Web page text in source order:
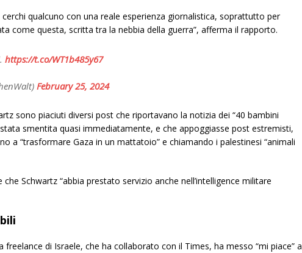
cerchi qualcuno con una reale esperienza giornalistica, soprattutto per
come questa, scritta tra la nebbia della guerra”, afferma il rapporto.
https://t.co/WT1b485y67
February 25, 2024
sono piaciuti diversi post che riportavano la notizia dei “40 bambini
smentita quasi immediatamente, e che appoggiasse post estremisti,
a “trasformare Gaza in un mattatoio” e chiamando i palestinesi “animali
Schwartz “abbia prestato servizio anche nell’intelligence militare
freelance di Israele, che ha collaborato con il Times, ha messo “mi piace” a